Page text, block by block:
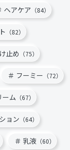
ヘアケア （84）
（82）
止め （75）
フーミー （72）
ーム （67）
ョン （64）
乳液（60）